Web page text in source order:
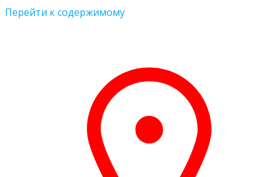
Перейти к содержимому